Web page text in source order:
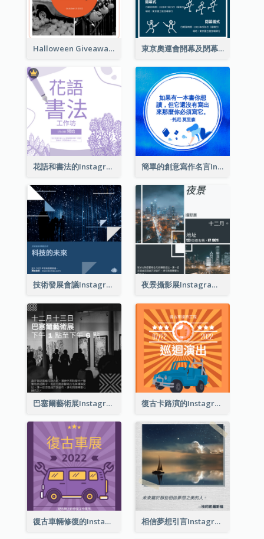
Halloween Giveaway Instagram Post 東京奧運會開幕及閉幕式Instagram帖子
花語和書法的Instagram帖子 簡單的創意寫作名言Instagram帖子
技術發展會議Instagram帖子 夜景攝影展Instagram貼子
巴塞爾藝術展Instagram帖子 復古卡路演的Instagram帖子
復古車輛修復的Instagram帖子 相信夢想引言Instagram帖子